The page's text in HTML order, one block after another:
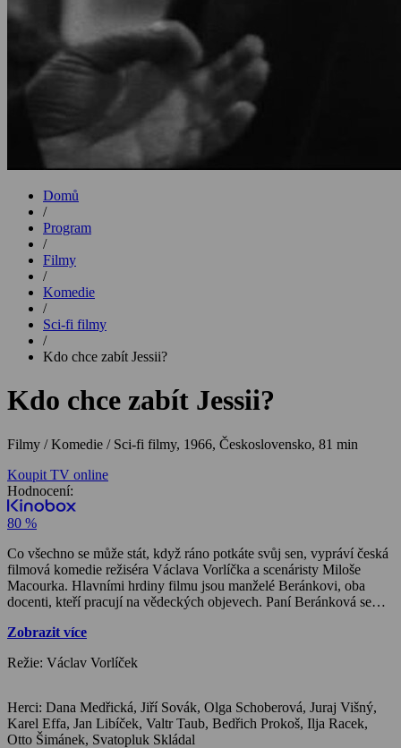
Domů
/
Program
/
Filmy
/
Komedie
/
Sci-fi filmy
/
Kdo chce zabít Jessii?
Kdo chce zabít Jessii?
Filmy / Komedie / Sci-fi filmy, 1966, Československo, 81 min
Koupit TV online
Hodnocení:
80 %
Co všechno se může stát, když ráno potkáte svůj sen, vypráví česká
filmová komedie režiséra Václava Vorlíčka a scenáristy Miloše
Macourka. Hlavními hrdiny filmu jsou manželé Beránkovi, oba
docenti, kteří pracují na vědeckých objevech. Paní Beránková se
sny. Docent Beránek se zase snaží vynalézt přístroj obrovské
sešity, se všechno změní. Kvůli neprověřenému preparátu jeho
Jessie, superman a pistolník. Začíná velká dobrodružná honička…
Zobrazit více
Režie: Václav Vorlíček
Herci: Dana Medřická, Jiří Sovák, Olga Schoberová, Juraj Višný,
Karel Effa, Jan Libíček, Valtr Taub, Bedřich Prokoš, Ilja Racek,
Otto Šimánek, Svatopluk Skládal